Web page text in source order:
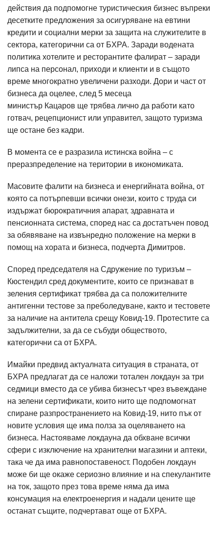
действия да подпомогне туристическия бизнес въпреки
десетките предложения за осигуряване на евтини
кредити и социални мерки за защита на служителите в
сектора, категорични са от БХРА. Заради водената
политика хотелите и ресторантите фалират – заради
липса на персонал, приходи и клиенти и в същото
време многократно увеличени разходи. Дори и част от
бизнеса да оцелее, след 5 месеца
министър Кацаров ще трябва лично да работи като
готвач, рецепционист или управител, защото туризма
ще остане без кадри.
В момента се е разразила истинска война – с
преразпределение на територии в икономиката.
Масовите фалити на бизнеса и енергийната война, от
която са потърпевши всички онези, които с труда си
издържат бюрократичния апарат, здравната и
пенсионната система, според нас са достатъчен повод
за обявяване на извънредно положение на мерки в
помощ на хората и бизнеса, подчерта Димитров.
Според председателя на Сдружение по туризъм –
Кюстендил сред документите, които се признават в
зеления сертификат трябва да са положителните
антигенни тестове за преболедуване, както и тестовете
за наличие на антитела срещу Ковид-19. Протестите са
задължителни, за да се събуди обществото,
категорични са от БХРА.
Имайки предвид актуалната ситуация в страната, от
БХРА предлагат да се наложи тотален локдаун за три
седмици вместо да се убива бизнесът чрез въвеждане
на зелени сертификати, които нито ще подпомогнат
спиране разпространението на Ковид-19, нито пък от
новите условия ще има полза за оцеляването на
бизнеса. Настояваме локдауна да обхване всички
сфери с изключение на хранителни магазини и аптеки,
така че да има равнопоставеност. Подобен локдаун
може би ще окаже сериозно влияние и на спекулантите
на ток, защото през това време няма да има
консумация на електроенергия и надали цените ще
останат същите, подчертават още от БХРА.